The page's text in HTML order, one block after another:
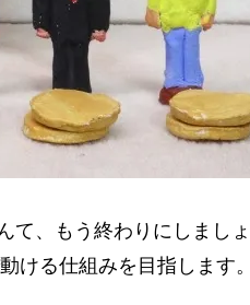
て、もう終わりにしまし
ける仕組みを目指します